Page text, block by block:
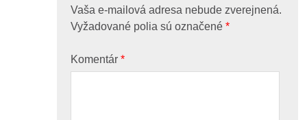
Vaša e-mailová adresa nebude zverejnená.
Vyžadované polia sú označené*
Komentár*